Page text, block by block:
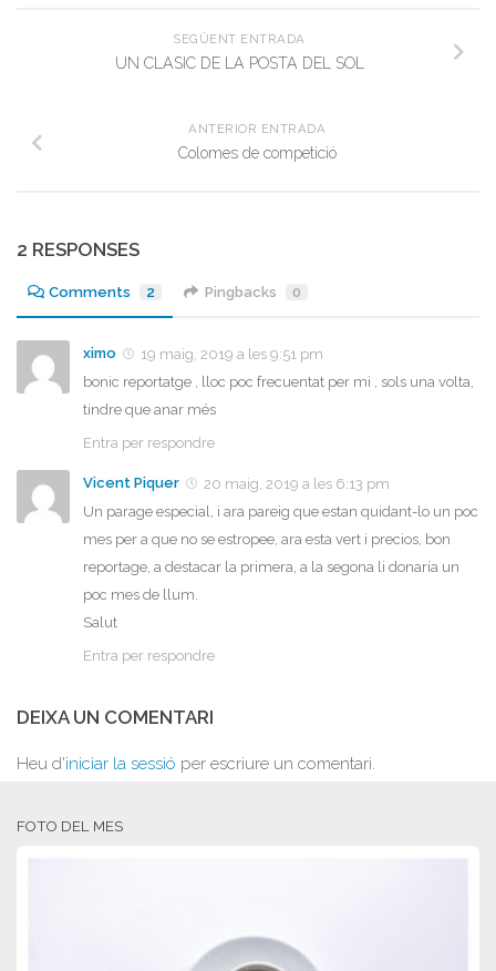
SEGÜENT ENTRADA
UN CLASIC DE LA POSTA DEL SOL
ANTERIOR ENTRADA
Colomes de competició
2 RESPONSES
Comments 2 Pingbacks 0
ximo
19 maig, 2019 a les 9:51 pm
bonic reportatge , lloc poc frecuentat per mi , sols una volta,
tindre que anar més
Entra per respondre
Vicent Piquer
20 maig, 2019 a les 6:13 pm
Un parage especial, i ara pareig que estan quidant-lo un poc
mes per a que no se estropee, ara esta vert i precios, bon
reportage, a destacar la primera, a la segona li donaría un
poc mes de llum.
Salut
Entra per respondre
DEIXA UN COMENTARI
Heu d'iniciar la sessió per escriure un comentari.
FOTO DEL MES